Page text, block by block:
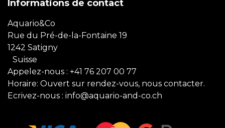
Informations de contact
Aquario&Co
Rue du Pré-de-la-Fontaine 19
1242 Satigny
Suisse
Appelez-nous : +41 76 207 00 77
Horaire: Ouvert sur rendez-vous, nous contacter.
Ecrivez-nous : info@aquario-and-co.ch